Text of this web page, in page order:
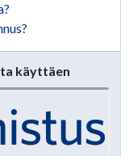
käyttäen